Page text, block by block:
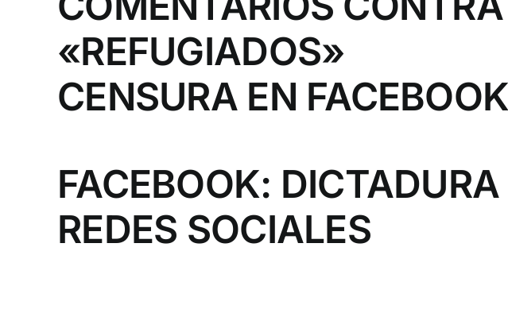
«REFUGIADOS»
CENSURA EN FACEBOOK
FACEBOOK:
REDES SOCIALES